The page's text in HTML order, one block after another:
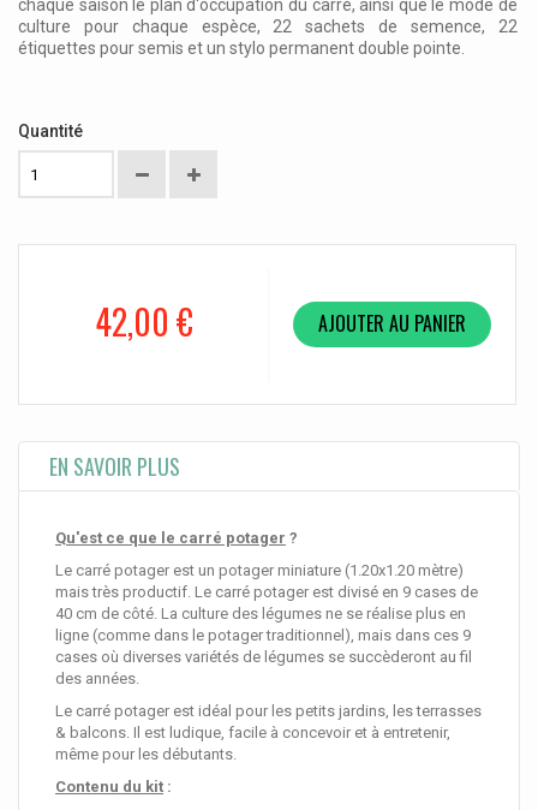
chaque saison le plan d'occupation du carré, ainsi que le mode de
culture pour chaque espèce, 22 sachets de semence, 22
étiquettes pour semis et un stylo permanent double pointe.
Quantité
42,00 € AJOUTER AU PANIER
EN SAVOIR PLUS
Qu'est ce que le carré potager ?
Le carré potager est un potager miniature (1.20x1.20 mètre)
mais très productif. Le carré potager est divisé en 9 cases de
40 cm de côté. La culture des légumes ne se réalise plus en
ligne (comme dans le potager traditionnel), mais dans ces 9
cases où diverses variétés de légumes se succèderont au fil
des années.
Le carré potager est idéal pour les petits jardins, les terrasses
& balcons. Il est ludique, facile à concevoir et à entretenir,
même pour les débutants.
Contenu du kit :